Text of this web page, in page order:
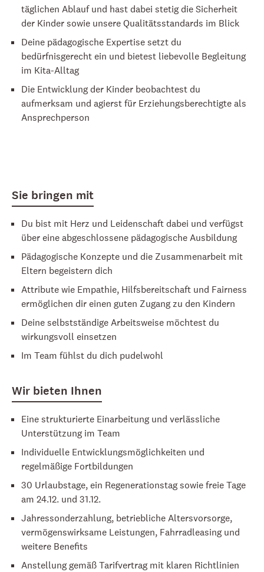
täglichen Ablauf und hast dabei stetig die Sicherheit
der Kinder sowie unsere Qualitätsstandards im Blick
Deine pädagogische Expertise setzt du
bedürfnisgerecht ein und bietest liebevolle Begleitung
im Kita-Alltag
Die Entwicklung der Kinder beobachtest du
aufmerksam und agierst für Erziehungsberechtigte als
Ansprechperson
Sie bringen mit
Du bist mit Herz und Leidenschaft dabei und verfügst
über eine abgeschlossene pädagogische Ausbildung
Pädagogische Konzepte und die Zusammenarbeit mit
Eltern begeistern dich
Attribute wie Empathie, Hilfsbereitschaft und Fairness
ermöglichen dir einen guten Zugang zu den Kindern
Deine selbstständige Arbeitsweise möchtest du
wirkungsvoll einsetzen
Im Team fühlst du dich pudelwohl
Wir bieten Ihnen
Eine strukturierte Einarbeitung und verlässliche
Unterstützung im Team
Individuelle Entwicklungsmöglichkeiten und
regelmäßige Fortbildungen
30 Urlaubstage, ein Regenerationstag sowie freie Tage
am 24.12. und 31.12.
Jahressonderzahlung, betriebliche Altersvorsorge,
vermögenswirksame Leistungen, Fahrradleasing und
weitere Benefits
Anstellung gemäß Tarifvertrag mit klaren Richtlinien